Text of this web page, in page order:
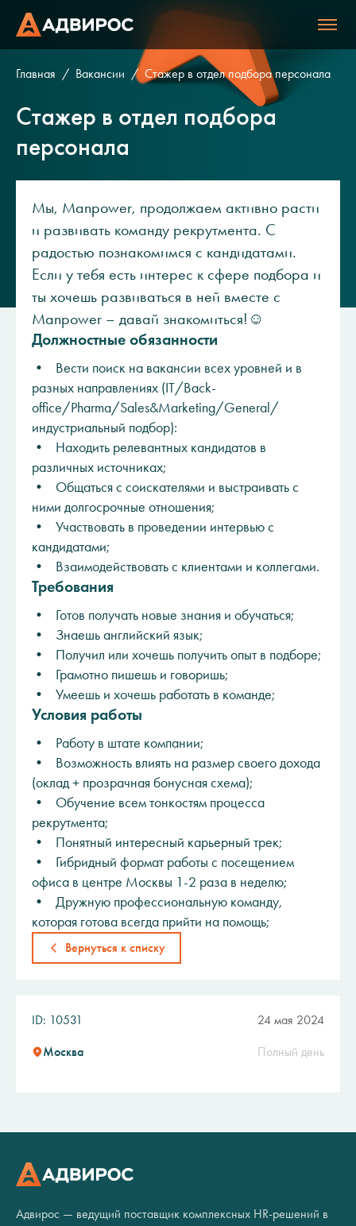
Главная Вакансии Стажер в отдел подбора персонала
Стажер в отдел подбора
персонала
Мы, Manpower, продолжаем активно расти
и развивать команду рекрутмента. С
радостью познакомимся с кандидатами.
Если у тебя есть интерес к сфере подбора и
ты хочешь развиваться в ней вместе с
Manpower – давай знакомиться!☺
Должностные обязанности
• Вести поиск на вакансии всех уровней и в
разных направлениях (IT/Back-
office/Pharma/Sales&Marketing/General/
индустриальный подбор):
• Находить релевантных кандидатов в
различных источниках;
• Общаться с соискателями и выстраивать с
ними долгосрочные отношения;
• Участвовать в проведении интервью с
кандидатами;
• Взаимодействовать с клиентами и коллегами.
Требования
• Готов получать новые знания и обучаться;
• Знаешь английский язык;
• Получил или хочешь получить опыт в подборе;
• Грамотно пишешь и говоришь;
• Умеешь и хочешь работать в команде;
Условия работы
• Работу в штате компании;
• Возможность влиять на размер своего дохода
(оклад + прозрачная бонусная схема);
• Обучение всем тонкостям процесса
рекрутмента;
• Понятный интересный карьерный трек;
• Гибридный формат работы с посещением
офиса в центре Москвы 1-2 раза в неделю;
• Дружную профессиональную команду,
которая готова всегда прийти на помощь;
Вернуться к списку
ID: 10531 24 мая 2024
Москва Полный день
Адвирос — ведущий поставщик комплексных HR-решений в